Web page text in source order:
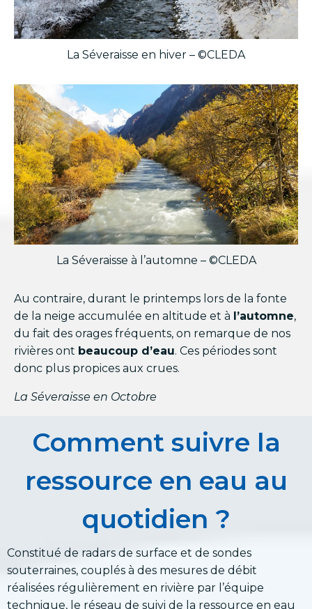
La Séveraisse en hiver – ©CLEDA
La Séveraisse à l’automne – ©CLEDA
Au contraire, durant le printemps lors de la fonte
de la neige accumulée en altitude et à l’automne,
du fait des orages fréquents, on remarque de nos
rivières ont beaucoup d’eau. Ces périodes sont
donc plus propices aux crues.
La Séveraisse en Octobre
Comment suivre la
ressource en eau au
quotidien ?
Constitué de radars de surface et de sondes
souterraines, couplés à des mesures de débit
réalisées régulièrement en rivière par l’équipe
technique, le réseau de suivi de la ressource en eau